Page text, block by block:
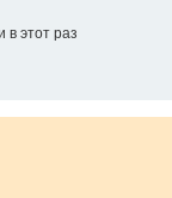
этот раз